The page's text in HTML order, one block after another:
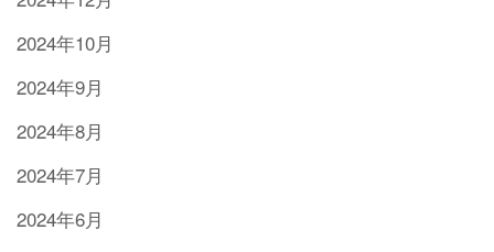
2024年10月
2024年9月
2024年8月
2024年7月
2024年6月